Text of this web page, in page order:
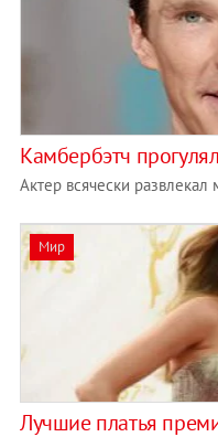
Камбербэтч
Актер всячески
Мир
Лучшие платья